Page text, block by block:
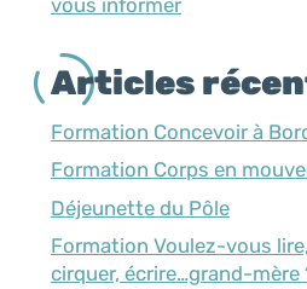
vous informer
Articles
Formation Concevoir à
Formation Corps en
Déjeunette du Pôle
Formation Voulez-vous
cirquer, écrire…grand-mère